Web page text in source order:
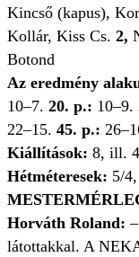
Kincső (kapus),
Kollár, Kiss Cs. 2,
Botond
Az eredmény
10–7. 20. p.: 10–9.
22–15. 45. p.:
Kiállítások: 8, ill.
Hétméteresek: 5/
Horváth Roland:
látottakkal. A